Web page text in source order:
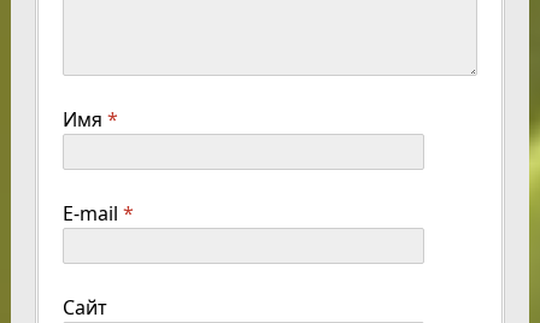
Имя *
E-mail *
Сайт